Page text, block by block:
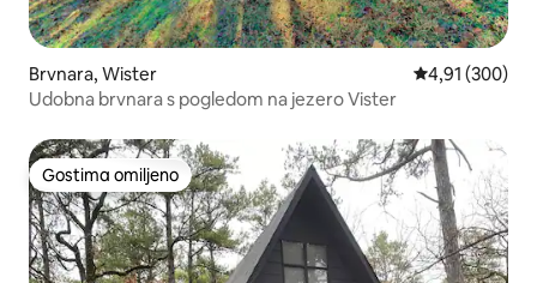
Brvnara, Wister Prosečna
4,91 (300)
Udobna brvnara s pogledom na jezero Vister
Gostima omiljeno
Gostima omiljeno